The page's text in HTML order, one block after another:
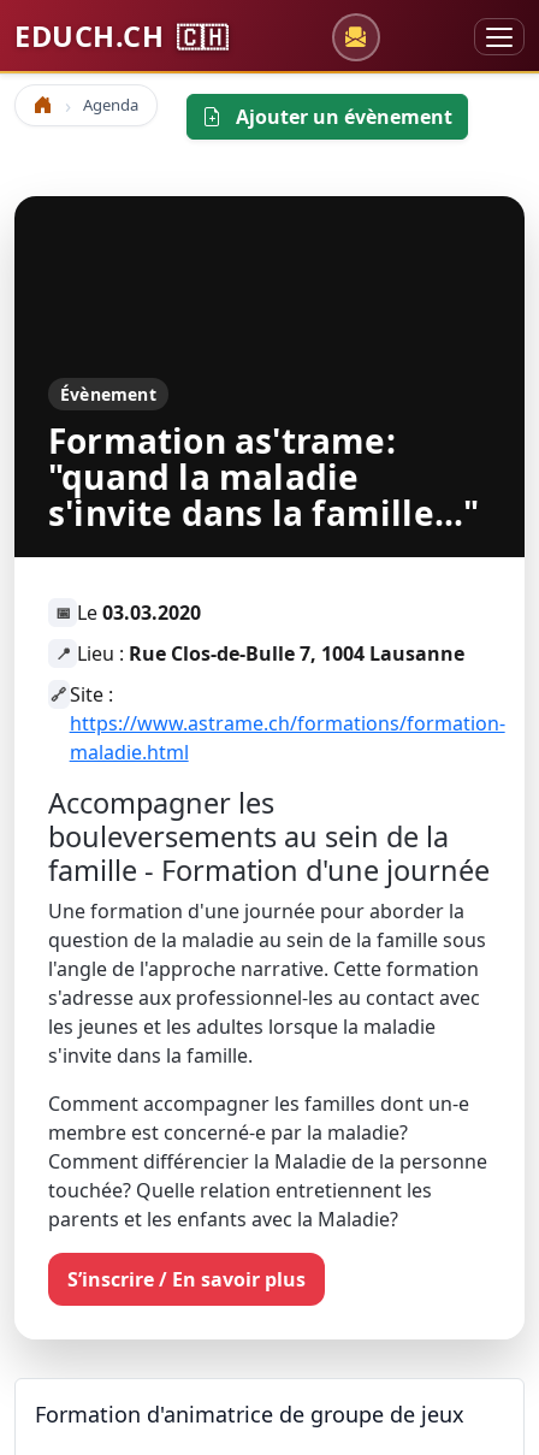
EDUCH.CH 🇨🇭
Accueil Agenda Ajouter un évènement
Évènement
Formation as'trame:
"quand la maladie
s'invite dans la famille..."
📅 Le03.03.2020
📍 Lieu : Rue Clos-de-Bulle 7, 1004 Lausanne
🔗Site :
https://www.astrame.ch/formations/formation-
maladie.html
Accompagner les
bouleversements au sein de la
famille - Formation d'une journée
Une formation d'une journée pour aborder la
question de la maladie au sein de la famille sous
l'angle de l'approche narrative. Cette formation
s'adresse aux professionnel-les au contact avec
les jeunes et les adultes lorsque la maladie
s'invite dans la famille.
Comment accompagner les familles dont un-e
membre est concerné-e par la maladie?
Comment différencier la Maladie de la personne
touchée? Quelle relation entretiennent les
parents et les enfants avec la Maladie?
S’inscrire / En savoir plus
Formation d'animatrice de groupe de jeux